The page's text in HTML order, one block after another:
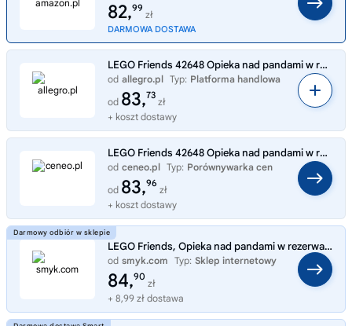
82,99
zł
DARMOWA DOSTAWA
LEGO Friends 42648 Opieka nad pandami w rezerwacie
od allegro.pl Typ: Platforma handlowa
od 83,73
zł
+ koszt dostawy
LEGO Friends 42648 Opieka nad pandami w rezerwacie
od ceneo.pl Typ: Porównywarka cen
od 83,96
zł
+ koszt dostawy
LEGO Friends, Opieka nad pandami w rezerwacie, 42648
od smyk.com Typ: Sklep internetowy
84,90
zł
+ 8,99 zł dostawa